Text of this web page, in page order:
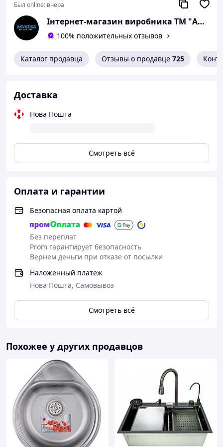
Был online: вчера
Інтернет-магазин виробника ТМ "AKVATIKA"
100% положительных отзывов
Каталог продавца Отзывы о продавце 725
Доставка
Нова Пошта
Смотреть всё
Оплата и гарантии
Безопасная оплата картой
Без переплат
Prom гарантирует безопасность
Вернем деньги при отказе от посылки
Наложенный платеж
Нова Пошта, Самовывоз
Смотреть всё
Похожее у других продавцов